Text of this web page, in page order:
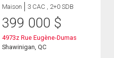
Maison 3 CAC , 2+0 SDB
399 000 $
4973z Rue Eugène-Dumas
Shawinigan, QC